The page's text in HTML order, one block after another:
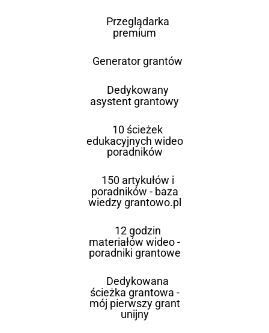
Przeglądarka
premium
Generator grantów
Dedykowany
asystent grantowy
10 ścieżek
edukacyjnych wideo
poradników
150 artykułów i
poradników - baza
wiedzy grantowo.pl
12 godzin
materiałów wideo -
poradniki grantowe
Dedykowana
ścieżka grantowa -
mój pierwszy grant
unijny